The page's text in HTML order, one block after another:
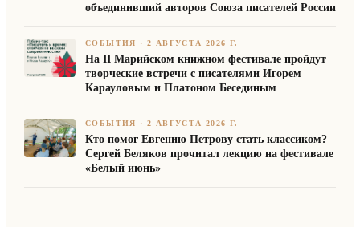
объединивший авторов Союза писателей России
СОБЫТИЯ ·2 АВГУСТА 2026 Г.
На II Марийском книжном фестивале пройдут
творческие встречи с писателями Игорем
Карауловым и Платоном Бесединым
СОБЫТИЯ ·2 АВГУСТА 2026 Г.
Кто помог Евгению Петрову стать классиком?
Сергей Беляков прочитал лекцию на фестивале
«Белый июнь»